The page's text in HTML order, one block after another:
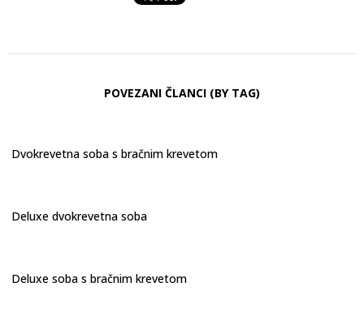
POVEZANI ČLANCI (BY TAG)
Dvokrevetna soba s bračnim krevetom
Deluxe dvokrevetna soba
Deluxe soba s bračnim krevetom